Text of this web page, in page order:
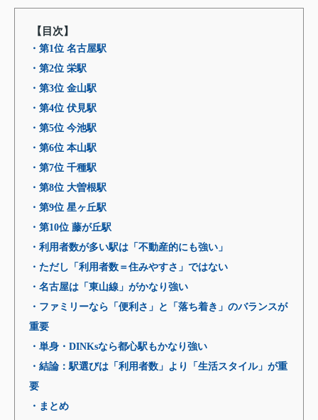
【目次】
・第1位 名古屋駅
・第2位 栄駅
・第3位 金山駅
・第4位 伏見駅
・第5位 今池駅
・第6位 本山駅
・第7位 千種駅
・第8位 大曽根駅
・第9位 星ヶ丘駅
・第10位 藤が丘駅
・利用者数が多い駅は「不動産的にも強い」
・ただし「利用者数＝住みやすさ」ではない
・名古屋は「東山線」がかなり強い
・ファミリーなら「便利さ」と「落ち着き」のバランスが
重要
・単身・DINKsなら都心駅もかなり強い
・結論：駅選びは「利用者数」より「生活スタイル」が重
要
・まとめ